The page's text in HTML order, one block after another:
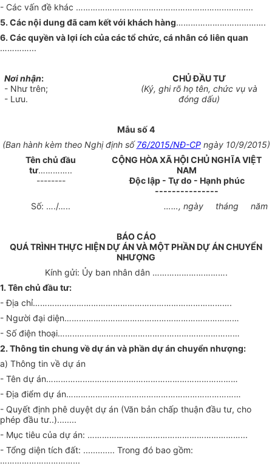
- Các vấn đề khác …………………………………………………….............
5. Các nội dung đã cam kết với khách hàng……………………………….
6. Các quyền và lợi ích của các tổ chức, cá nhân có liên quan
…………...
Nơi nhận:
- Như trên;
- Lưu.
CHỦ ĐẦU TƯ
(Ký, ghi rõ họ tên, chức vụ và
đóng dấu)
Mẫu số 4
(Ban hành kèm theo Nghị định số76/2015/NĐ-CPngày 10/9/2015)
Tên chủ đầu
tư…………..
--------
CỘNG HÒA XÃ HỘI CHỦ NGHĨA VIỆT
NAM
Độc lập - Tự do - Hạnh phúc
---------------
Số: …./…..
……, ngày tháng năm
BÁO CÁO
QUÁ TRÌNH THỰC HIỆN DỰ ÁN VÀ MỘT PHẦN DỰ ÁN CHUYỂN
NHƯỢNG
Kính gửi: Ủy ban nhân dân ………………………….
1. Tên chủ đầu tư:
- Địa chỉ……………………………………………………………………….
- Người đại diện………………………………………………………………
- Số điện thoại……..………………….………………………………………
2. Thông tin chung về dự án và phần dự án chuyển nhượng:
a) Thông tin về dự án
- Tên dự án……………..……………..………………………………………
- Địa điểm dự án………………………………………………………………
- Quyết định phê duyệt dự án (Văn bản chấp thuận đầu tư, cho
phép đầu tư..)........
- Mục tiêu của dự án: ………………………………………………………...
- Tổng diện tích đất: ............. Trong đó bao gồm:
…………………………...